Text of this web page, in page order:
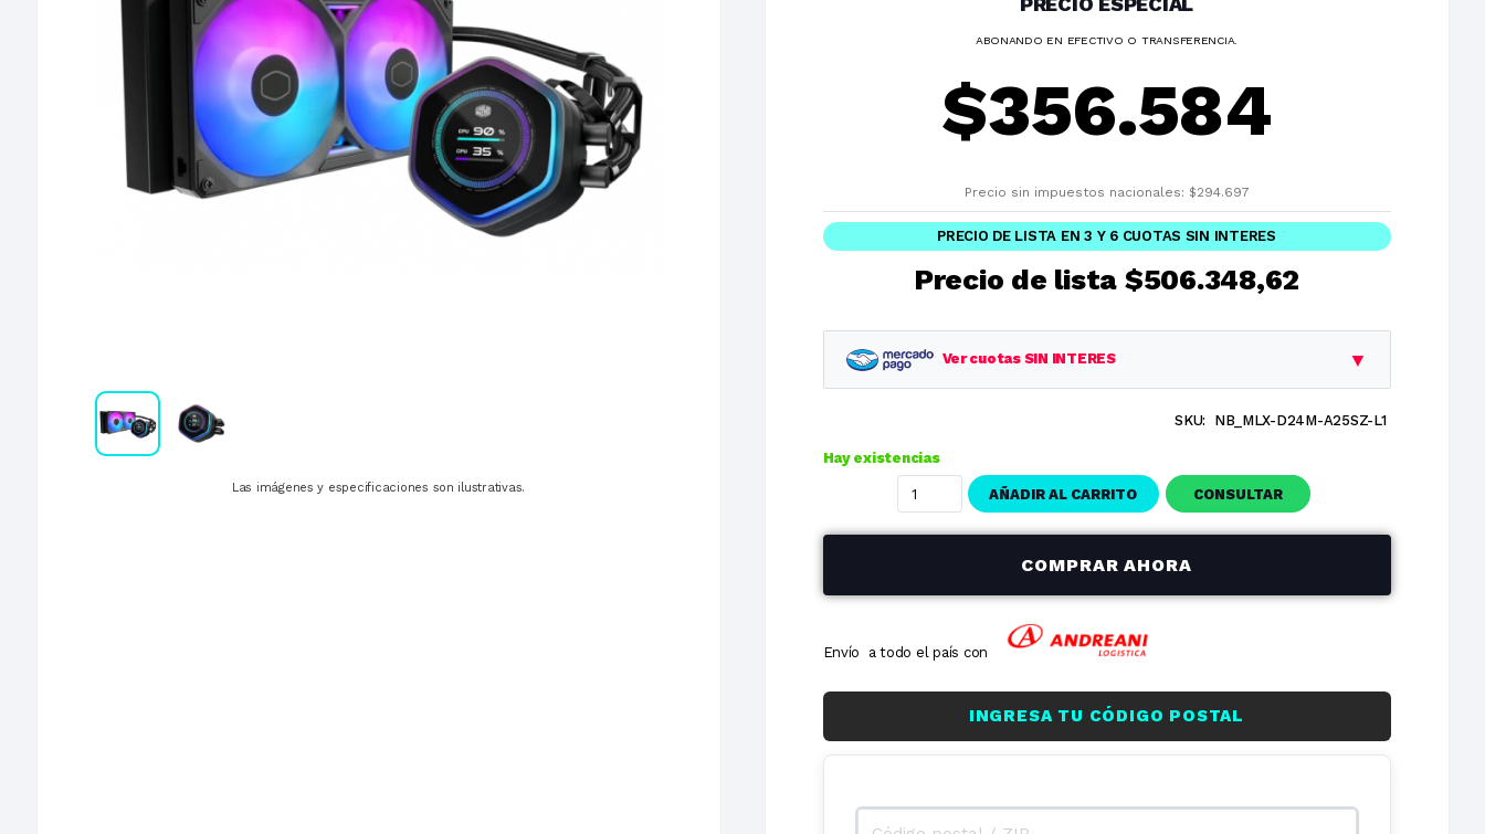
Las imágenes y especificaciones son ilustrativas.
ABONANDO EN EFECTIVO O TRANSFERENCIA.
$356.584
Precio sin impuestos nacionales: $294.697
PRECIO DE LISTA EN 3 Y 6 CUOTAS SIN INTERES
Precio de lista $506.348,62
Ver cuotas SIN INTERES ▼
Total
1 cuotas
$168.782,87 $506.348,62
$84.391,44
SKU: NB_MLX-D24M-A25SZ-L1
Hay existencias
AÑADIR AL CARRITO CONSULTAR
COMPRAR AHORA
Envío a todo el país con
INGRESA TU CÓDIGO POSTAL